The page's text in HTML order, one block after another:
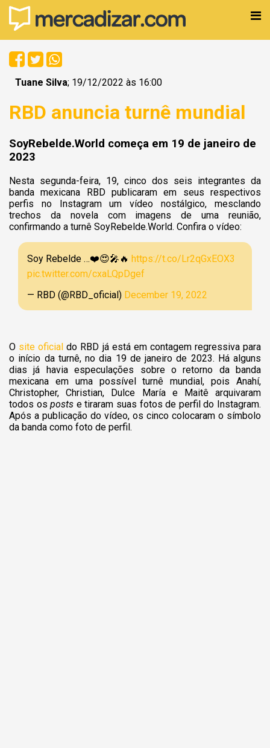
Tuane Silva; 19/12/2022 às 16:00
RBD anuncia turnê mundial
SoyRebelde.World começa em 19 de janeiro de
2023
Nesta segunda-feira, 19, cinco dos seis integrantes da
banda mexicana RBD publicaram em seus respectivos
perfis no Instagram um vídeo nostálgico, mesclando
trechos da novela com imagens de uma reunião,
confirmando a turnê SoyRebelde.World. Confira o vídeo:
Soy Rebelde …❤️😍🎤🔥 https://t.co/Lr2qGxEOX3
pic.twitter.com/cxaLQpDgef
— RBD (@RBD_oficial) December 19, 2022
O site oficial do RBD já está em contagem regressiva para
o início da turnê, no dia 19 de janeiro de 2023. Há alguns
dias já havia especulações sobre o retorno da banda
mexicana em uma possível turnê mundial, pois Anahí,
Christopher, Christian, Dulce María e Maitê arquivaram
todos osposts e tiraram suas fotos de perfil do Instagram.
Após a publicação do vídeo, os cinco colocaram o símbolo
da banda como foto de perfil.